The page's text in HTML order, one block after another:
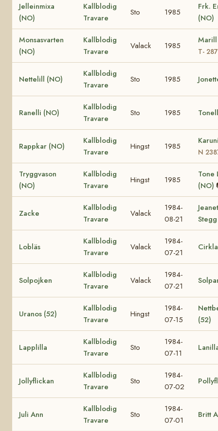
Jelleinmixa
(NO)
Kallblodig
Travare
Sto 1985
Frk.
(NO)
Monsasvarten
(NO)
Kallblodig
Travare
Valack 1985
T-
Nettelill (NO)
Kallblodig
Travare
Sto 1985
Ranelli (NO)
Kallblodig
Travare
Sto 1985
Rappkar (NO)
Kallblodig
Travare
Hingst 1985
N
Tryggvason
(NO)
Kallblodig
Travare
Hingst 1985
Tone
(NO)
Zacke
Kallblodig
Travare
Valack
1984-
08-21
Stegg
Lobläs
Kallblodig
Travare
Valack
1984-
07-21
Cirkla
Solpojken
Kallblodig
Travare
Valack
1984-
07-21
Uranos (52)
Kallblodig
Travare
Hingst
1984-
07-15
(52)
Lapplilla
Kallblodig
Travare
Sto
1984-
07-11
Jollyflickan
Kallblodig
Travare
Sto
1984-
07-02
Juli Ann
Kallblodig
Travare
Sto
1984-
07-01
Britt